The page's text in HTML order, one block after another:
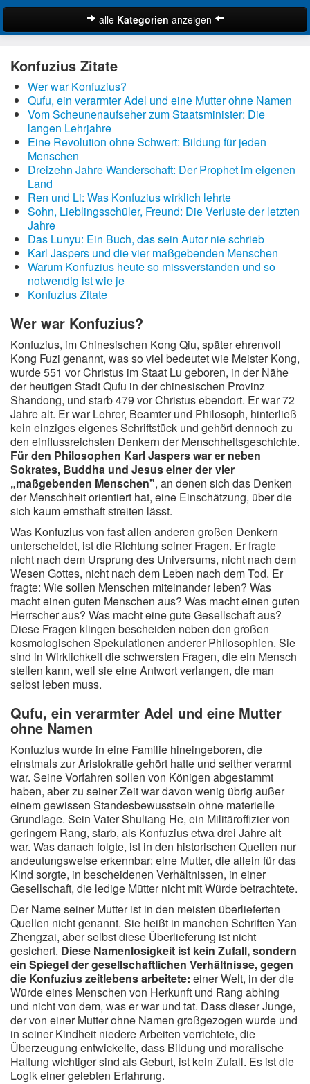
alle Kategorien anzeigen
Bibelzitate
Lustige Zitate
Schöne Zitate
Traurige Zitate
Zitate Abschied
Zitate Ehe
Zitate Enttäuschung
Zitate Erfolg
Zitate Familie
Zitate Freiheit
Zitate Freundschaft
Zitate Glück
Zitate Hoffnung
Zitate Kinder
Zitate Leben
Zitate Liebe
Zitate Motivation
Zitate Reisen
Zitate Trauer und Tod
Zitate Vertrauen
Zitate Weihnachten
Zitate Zeit
Zitate zum Geburtstag
Zitate zum Nachdenken
Zitate zur Geburt
Zitate zur Hochzeit
Zungenbrecher
Redewendungen
Lebensweisheiten
Buddhistische Weisheiten
Chinesische Weisheiten
Indianische Weisheiten
Lustige Weisheiten
Sprichwörter
Deutsche Sprichwörter
Englische Sprichwörter
Lateinische Sprichwörter
Konfuzius Zitate
Wer war Konfuzius?
Qufu, ein verarmter Adel und eine Mutter ohne Namen
Vom Scheunenaufseher zum Staatsminister: Die
langen Lehrjahre
Eine Revolution ohne Schwert: Bildung für jeden
Menschen
Dreizehn Jahre Wanderschaft: Der Prophet im eigenen
Land
Ren und Li: Was Konfuzius wirklich lehrte
Sohn, Lieblingsschüler, Freund: Die Verluste der letzten
Jahre
Das Lunyu: Ein Buch, das sein Autor nie schrieb
Karl Jaspers und die vier maßgebenden Menschen
Warum Konfuzius heute so missverstanden und so
notwendig ist wie je
Konfuzius Zitate
Wer war Konfuzius?
Konfuzius, im Chinesischen Kong Qiu, später ehrenvoll
Kong Fuzi genannt, was so viel bedeutet wie Meister Kong,
wurde 551 vor Christus im Staat Lu geboren, in der Nähe
der heutigen Stadt Qufu in der chinesischen Provinz
Shandong, und starb 479 vor Christus ebendort. Er war 72
Jahre alt. Er war Lehrer, Beamter und Philosoph, hinterließ
kein einziges eigenes Schriftstück und gehört dennoch zu
den einflussreichsten Denkern der Menschheitsgeschichte.
Für den Philosophen Karl Jaspers war er neben
Sokrates, Buddha und Jesus einer der vier
„maßgebenden Menschen", an denen sich das Denken
der Menschheit orientiert hat, eine Einschätzung, über die
sich kaum ernsthaft streiten lässt.
Was Konfuzius von fast allen anderen großen Denkern
unterscheidet, ist die Richtung seiner Fragen. Er fragte
nicht nach dem Ursprung des Universums, nicht nach dem
Wesen Gottes, nicht nach dem Leben nach dem Tod. Er
fragte: Wie sollen Menschen miteinander leben? Was
macht einen guten Menschen aus? Was macht einen guten
Herrscher aus? Was macht eine gute Gesellschaft aus?
Diese Fragen klingen bescheiden neben den großen
kosmologischen Spekulationen anderer Philosophien. Sie
sind in Wirklichkeit die schwersten Fragen, die ein Mensch
stellen kann, weil sie eine Antwort verlangen, die man
selbst leben muss.
Qufu, ein verarmter Adel und eine Mutter
ohne Namen
Konfuzius wurde in eine Familie hineingeboren, die
einstmals zur Aristokratie gehört hatte und seither verarmt
war. Seine Vorfahren sollen von Königen abgestammt
haben, aber zu seiner Zeit war davon wenig übrig außer
einem gewissen Standesbewusstsein ohne materielle
Grundlage. Sein Vater Shuliang He, ein Militäroffizier von
geringem Rang, starb, als Konfuzius etwa drei Jahre alt
war. Was danach folgte, ist in den historischen Quellen nur
andeutungsweise erkennbar: eine Mutter, die allein für das
Kind sorgte, in bescheidenen Verhältnissen, in einer
Gesellschaft, die ledige Mütter nicht mit Würde betrachtete.
Der Name seiner Mutter ist in den meisten überlieferten
Quellen nicht genannt. Sie heißt in manchen Schriften Yan
Zhengzai, aber selbst diese Überlieferung ist nicht
gesichert. Diese Namenlosigkeit ist kein Zufall, sondern
ein Spiegel der gesellschaftlichen Verhältnisse, gegen
die Konfuzius zeitlebens arbeitete: einer Welt, in der die
Würde eines Menschen von Herkunft und Rang abhing
und nicht von dem, was er war und tat. Dass dieser Junge,
der von einer Mutter ohne Namen großgezogen wurde und
in seiner Kindheit niedere Arbeiten verrichtete, die
Überzeugung entwickelte, dass Bildung und moralische
Haltung wichtiger sind als Geburt, ist kein Zufall. Es ist die
Logik einer gelebten Erfahrung.